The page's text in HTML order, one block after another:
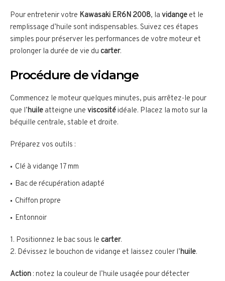
Pour entretenir votre Kawasaki ER6N 2008, la vidange et le
remplissage d’huile sont indispensables. Suivez ces étapes
simples pour préserver les performances de votre moteur et
prolonger la durée de vie du carter.
Procédure de vidange
Commencez le moteur quelques minutes, puis arrêtez-le pour
que l’huile atteigne une viscositéidéale. Placez la moto sur la
béquille centrale, stable et droite.
Préparez vos outils :
Clé à vidange 17 mm
Bac de récupération adapté
Chiffon propre
Entonnoir
1. Positionnez le bac sous le carter.
2. Dévissez le bouchon de vidange et laissez couler l’huile.
Action : notez la couleur de l’huile usagée pour détecter